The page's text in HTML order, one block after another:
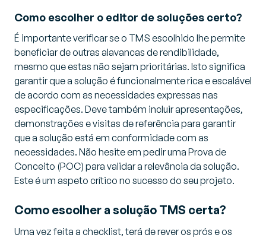
Como escolher o editor de soluções certo?
É importante verificar se o TMS escolhido lhe permite
beneficiar de outras alavancas de rendibilidade,
mesmo que estas não sejam prioritárias. Isto significa
garantir que a solução é funcionalmente rica e escalável
de acordo com as necessidades expressas nas
especificações. Deve também incluir apresentações,
demonstrações e visitas de referência para garantir
que a solução está em conformidade com as
necessidades. Não hesite em pedir uma Prova de
Conceito (POC) para validar a relevância da solução.
Este é um aspeto crítico no sucesso do seu projeto.
Como escolher a solução TMS certa?
Uma vez feita a checklist, terá de rever os prós e os